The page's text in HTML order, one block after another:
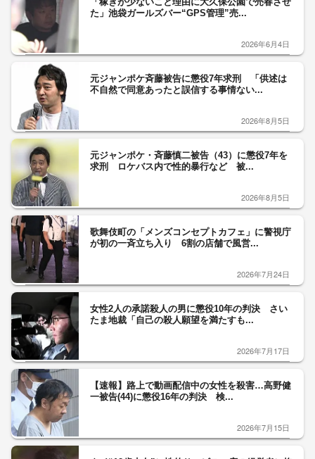
た」池袋ガールズバー“GPS管理”売...
2026年6月4日
元ジャンポケ斉藤被告に懲役7年求刑 「供述は
不自然で同意あったと誤信する事情ない...
2026年8月5日
元ジャンポケ・斉藤慎二被告（43）に懲役7年を
求刑 ロケバス内で性的暴行など 被...
2026年8月5日
歌舞伎町の「メンズコンセプトカフェ」に警視庁
が初の一斉立ち入り 6割の店舗で風営...
2026年7月24日
女性2人の承諾殺人の男に懲役10年の判決 さい
たま地裁「自己の殺人願望を満たすも...
2026年7月17日
【速報】路上で動画配信中の女性を殺害…高野健
一被告(44)に懲役16年の判決 検...
2026年7月15日